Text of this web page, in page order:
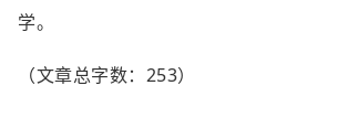
学。
（文章总字数：253）